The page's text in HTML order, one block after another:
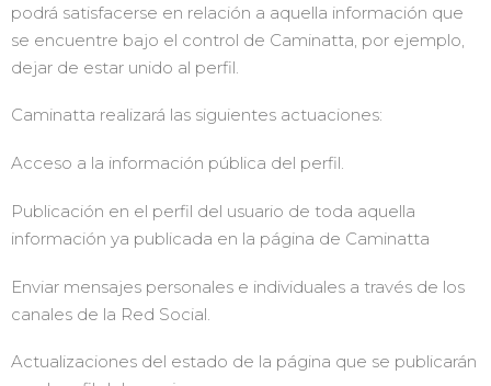
podrá satisfacerse en relación a aquella información que
se encuentre bajo el control de Caminatta, por ejemplo,
dejar de estar unido al perfil.
Caminatta realizará las siguientes actuaciones:
Acceso a la información pública del perfil.
Publicación en el perfil del usuario de toda aquella
información ya publicada en la página de Caminatta
Enviar mensajes personales e individuales a través de los
canales de la Red Social.
Actualizaciones del estado de la página que se publicarán